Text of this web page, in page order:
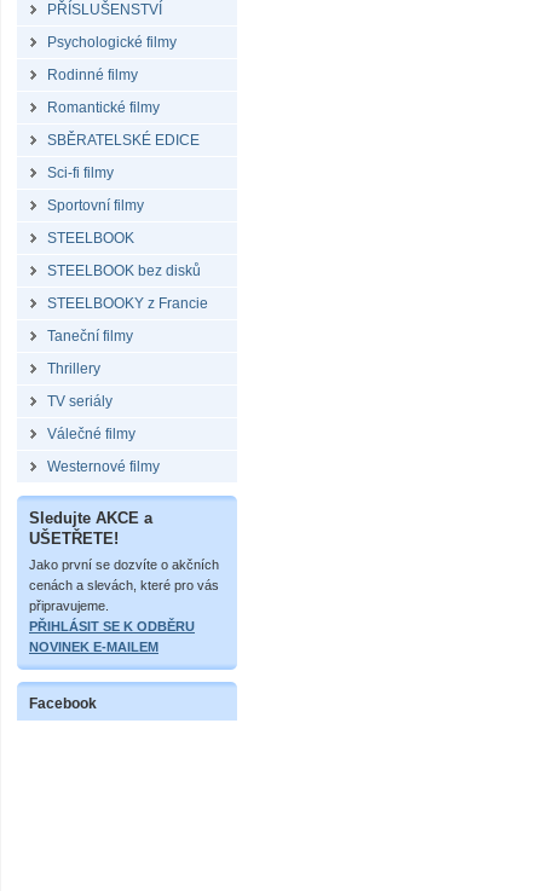
PŘÍSLUŠENSTVÍ
Psychologické filmy
Rodinné filmy
Romantické filmy
SBĚRATELSKÉ EDICE
Sci-fi filmy
Sportovní filmy
STEELBOOK
STEELBOOK bez disků
STEELBOOKY z Francie
Taneční filmy
Thrillery
TV seriály
Válečné filmy
Westernové filmy
Sledujte AKCE a
UŠETŘETE!
Jako první se dozvíte o akčních
cenách a slevách, které pro vás
připravujeme.
PŘIHLÁSIT SE K ODBĚRU
NOVINEK E-MAILEM
Facebook